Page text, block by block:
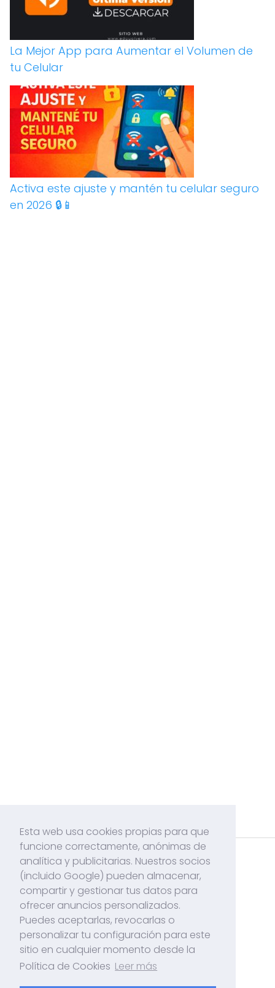
La Mejor App para Aumentar el Volumen de
tu Celular
Activa este ajuste y mantén tu celular seguro
en 2026 🔒📱
Acerca de mí
Contacto
Políticas de Cookies
Politicas de Privacidad
Esta web usa cookies propias para que
funcione correctamente, anónimas de
analítica y publicitarias. Nuestros socios
(incluido Google) pueden almacenar,
compartir y gestionar tus datos para
ofrecer anuncios personalizados.
Puedes aceptarlas, revocarlas o
personalizar tu configuración para este
sitio en cualquier momento desde la
Política de Cookies Leer más